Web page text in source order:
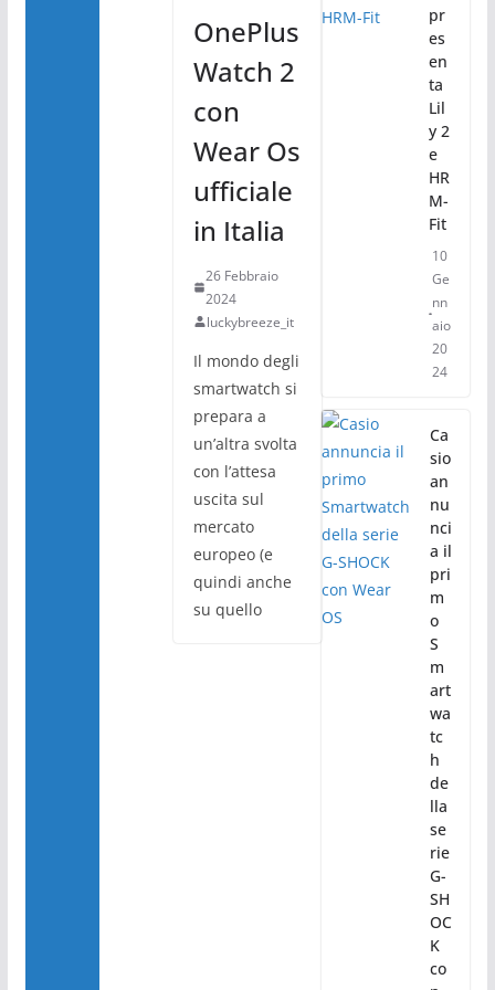
OnePlus
Watch 2
con
Wear Os
ufficiale
in Italia
26 Febbraio
2024
luckybreeze_it
Il mondo degli
smartwatch si
prepara a
un’altra svolta
con l’attesa
uscita sul
mercato
europeo (e
quindi anche
su quello
pr
es
en
ta
Lil
y 2
e
HR
M-
Fit
10
Ge
nn
aio
20
24
Ca
sio
an
nu
nci
a il
pri
m
o
S
m
art
wa
tc
h
de
lla
se
rie
G-
SH
OC
K
co